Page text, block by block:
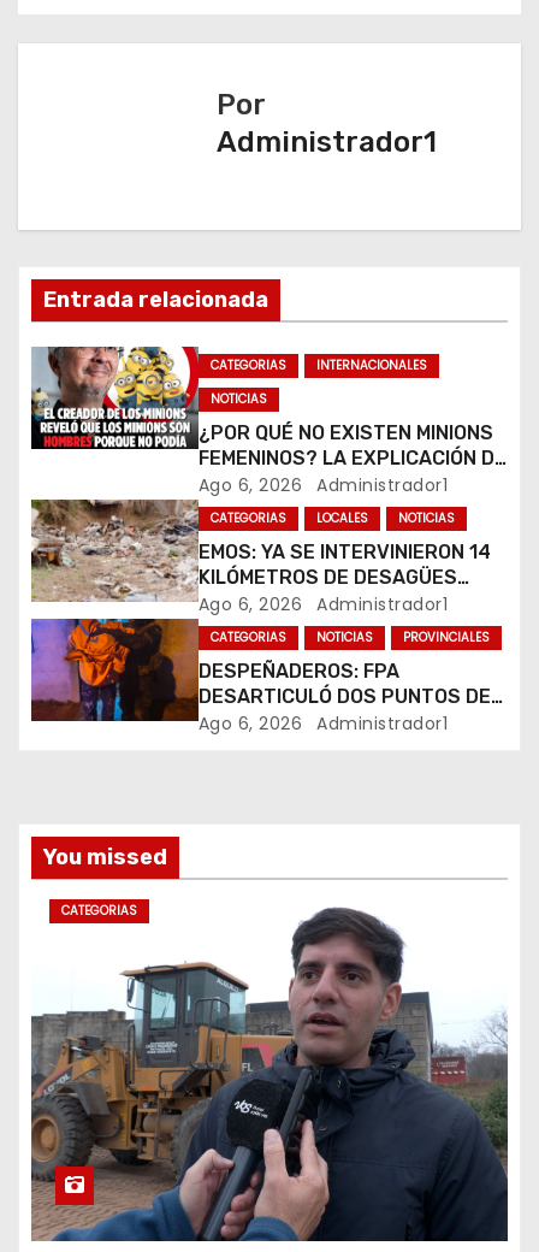
e
i
ó
n
d
e
e
n
t
r
a
s
Por
Administrador1
Entrada relacionada
CATEGORIAS
INTERNACIONALES
NOTICIAS
¿POR QUÉ NO EXISTEN MINIONS
FEMENINOS? LA EXPLICACIÓN DE
SU CREADOR QUE VOLVIÓ A
VIRALIZARSE
Ago 6, 2026 Administrador1
CATEGORIAS LOCALES NOTICIAS
EMOS: YA SE INTERVINIERON 14
KILÓMETROS DE DESAGÜES
PLUVIALES
Ago 6, 2026 Administrador1
CATEGORIAS NOTICIAS PROVINCIALES
DESPEÑADEROS: FPA
DESARTICULÓ DOS PUNTOS DE
VENTA DE DROGAS. TRES
Ago 6, 2026 Administrador1
You missed
CATEGORIAS